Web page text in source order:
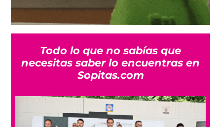
Todo lo que no sabías que
necesitas saber lo encuentras en
Sopitas.com